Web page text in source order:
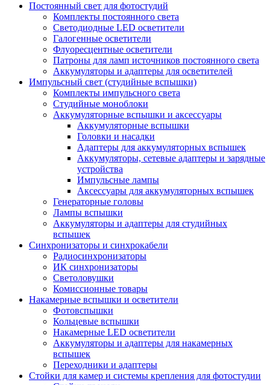
Постоянный свет для фотостудий
Комплекты постоянного света
Светодиодные LED осветители
Галогенные осветители
Флуоресцентные осветители
Патроны для ламп источников постоянного света
Аккумуляторы и адаптеры для осветителей
Импульсный свет (студийные вспышки)
Комплекты импульсного света
Студийные моноблоки
Аккумуляторные вспышки и аксессуары
Аккумуляторные вспышки
Головки и насадки
Адаптеры для аккумуляторных вспышек
Аккумуляторы, сетевые адаптеры и зарядные
устройства
Импульсные лампы
Аксессуары для аккумуляторных вспышек
Генераторные головы
Лампы вспышки
Аккумуляторы и адаптеры для студийных
вспышек
Синхронизаторы и синхрокабели
Радиосинхронизаторы
ИК синхронизаторы
Светоловушки
Комиссионные товары
Накамерные вспышки и осветители
Фотовспышки
Кольцевые вспышки
Накамерные LED осветители
Аккумуляторы и адаптеры для накамерных
вспышек
Переходники и адаптеры
Стойки для камер и системы крепления для фотостудии